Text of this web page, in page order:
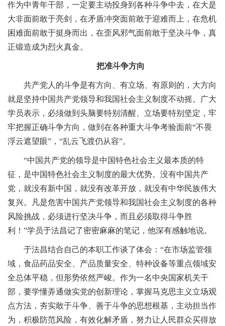
作为中青年干部，一定要主动投身到各种斗争中去，在大是
大非面前敢于亮剑，在矛盾冲突面前敢于迎难而上，在危机
困难面前敢于挺身而出，在歪风邪气面前敢于坚决斗争，真
正锻造成为烈火真金。
把准斗争方向
共产党人的斗争是有方向、有立场、有原则的，大方向
就是坚持中国共产党领导和我国社会主义制度不动摇。广大
学员表示，必须做到头脑要特别清醒、立场要特别坚定，牢
牢把握正确斗争方向，做到在各种重大斗争考验面前“不畏
浮云遮望眼”，“乱云飞渡仍从容”。
“中国共产党的领导是中国特色社会主义最本质的特
征，是中国特色社会主义制度的最大优势。没有中国共产
党，就没有新中国，就没有改革开放，就没有中华民族伟大
复兴。凡是危害中国共产党领导和我国社会主义制度的各种
风险挑战，必须进行坚决斗争，而且必须取得斗争胜
利！”学员于法昌记了密密麻麻的笔记，他深有感触地说。
于法昌结合自己的本职工作谈了体会：“在市场监管领
域，食品药品安全、产品质量安全、特种设备等重点领域安
全总体平稳，但形势依然严峻。作为一名中央国家机关干
部，要学懂弄通做实党的创新理论，掌握马克思主义立场观
点方法，夯实敢于斗争、善于斗争的思想根基，主动担当作
为，积极防范风险，有效化解矛盾，努力让人民群众买得放